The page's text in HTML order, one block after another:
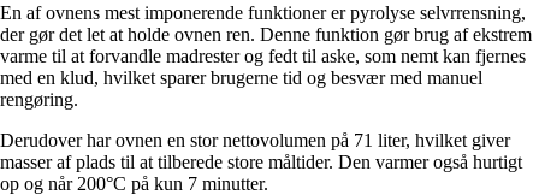
En af ovnens mest imponerende funktioner er pyrolyse selvrrensning,
der gør det let at holde ovnen ren. Denne funktion gør brug af ekstrem
varme til at forvandle madrester og fedt til aske, som nemt kan fjernes
med en klud, hvilket sparer brugerne tid og besvær med manuel
rengøring.
Derudover har ovnen en stor nettovolumen på 71 liter, hvilket giver
masser af plads til at tilberede store måltider. Den varmer også hurtigt
op og når 200°C på kun 7 minutter.